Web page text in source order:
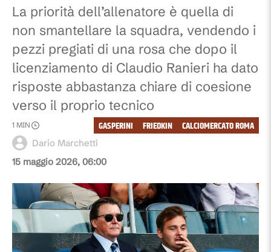
La priorità dell’allenatore è quella di
non smantellare la squadra, vendendo i
pezzi pregiati di una rosa che dopo il
licenziamento di Claudio Ranieri ha dato
risposte abbastanza chiare di coesione
verso il proprio tecnico
15 maggio 2026, 06:00
Dario Marchetti
1 MIN CALCIOMERCATO ROMA
FRIEDKIN
GASPERINI